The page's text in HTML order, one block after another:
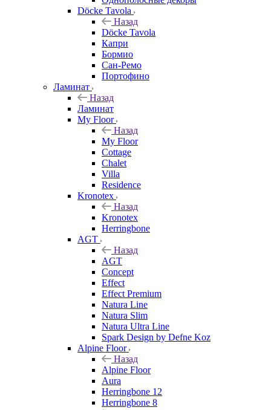
Döcke Tavola
Назад
Döcke Tavola
Капри
Бормио
Сан-Ремо
Портофино
Ламинат
Назад
Ламинат
My Floor
Назад
My Floor
Cottage
Chalet
Villa
Residence
Kronotex
Назад
Kronotex
Herringbone
AGT
Назад
AGT
Concept
Effect
Effect Premium
Natura Line
Natura Slim
Natura Ultra Line
Spark Design by Defne Koz
Alpine Floor
Назад
Alpine Floor
Aura
Herringbone 12
Herringbone 8